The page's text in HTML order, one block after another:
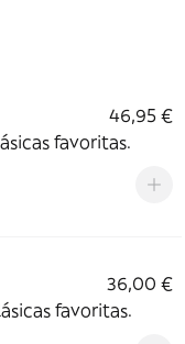
46,95 €
favoritas.
36,00 €
favoritas.